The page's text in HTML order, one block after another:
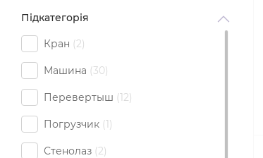
Підкатегорія
Кран 2
Машина 30
Перевертыш 12
Погрузчик 1
Стенолаз 2